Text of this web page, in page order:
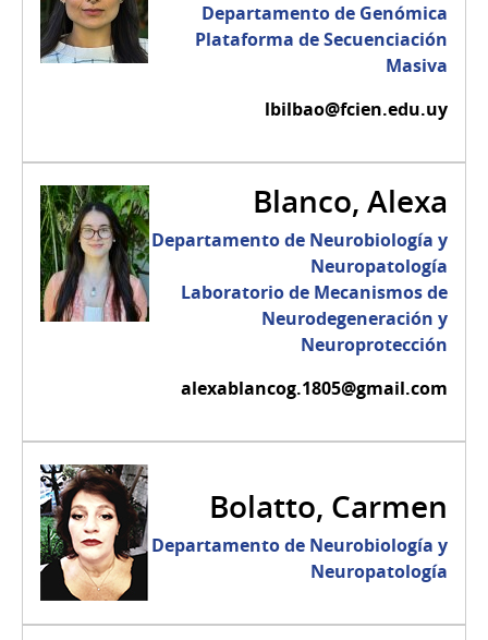
Departamento de Genómica
Plataforma de Secuenciación
Masiva
lbilbao@fcien.edu.uy
Blanco, Alexa
Departamento de Neurobiología y
Neuropatología
Laboratorio de Mecanismos de
Neurodegeneración y
Neuroprotección
alexablancog.1805@gmail.com
Bolatto, Carmen
Departamento de Neurobiología y
Neuropatología